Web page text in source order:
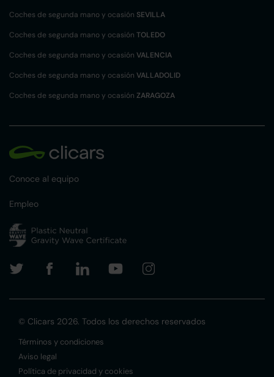
Coches de segunda mano y ocasión SEVILLA
Coches de segunda mano y ocasión TOLEDO
Coches de segunda mano y ocasión VALENCIA
Coches de segunda mano y ocasión VALLADOLID
Coches de segunda mano y ocasión ZARAGOZA
Conoce al equipo
Empleo
© Clicars 2026. Todos los derechos reservados
Términos y condiciones
Aviso legal
Política de privacidad y cookies